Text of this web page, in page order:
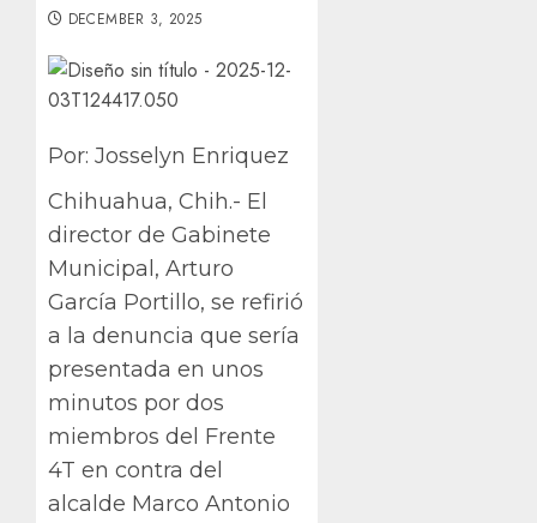
DECEMBER 3, 2025
Por: Josselyn Enriquez
Chihuahua, Chih.- El
director de Gabinete
Municipal, Arturo
García Portillo, se refirió
a la denuncia que sería
presentada en unos
minutos por dos
miembros del Frente
4T en contra del
alcalde Marco Antonio